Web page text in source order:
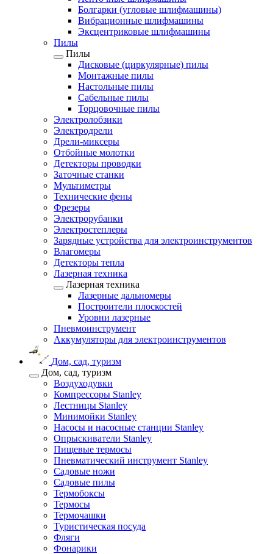
Болгарки (угловые шлифмашины)
Вибрационные шлифмашины
Эксцентриковые шлифмашины
Пилы
Пилы
Дисковые (циркулярные) пилы
Монтажные пилы
Настольные пилы
Сабельные пилы
Торцовочные пилы
Электролобзики
Электродрели
Дрели-миксеры
Отбойные молотки
Детекторы проводки
Заточные станки
Мультиметры
Технические фены
Фрезеры
Электрорубанки
Электростеплеры
Зарядные устройства для электроинструментов
Влагомеры
Детекторы тепла
Лазерная техника
Лазерная техника
Лазерные дальномеры
Построители плоскостей
Уровни лазерные
Пневмоинструмент
Аккумуляторы для электроинструментов
Дом, сад, туризм
Дом, сад, туризм
Воздуходувки
Компрессоры Stanley
Лестницы Stanley
Минимойки Stanley
Насосы и насосные станции Stanley
Опрыскиватели Stanley
Пищевые термосы
Пневматический инструмент Stanley
Садовые ножи
Садовые пилы
Термобоксы
Термосы
Термочашки
Туристическая посуда
Фляги
Фонарики